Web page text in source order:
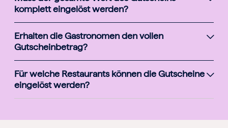
komplett eingelöst werden?
Erhalten die Gastronomen den vollen
Gutscheinbetrag?
Für welche Restaurants können die Gutscheine
eingelöst werden?